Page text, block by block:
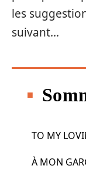
les
suivant…
TO MY
À MON